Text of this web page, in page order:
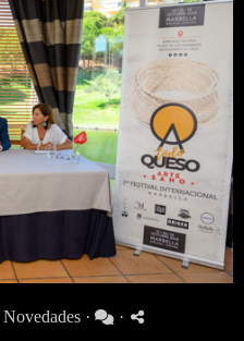
Novedades · ·